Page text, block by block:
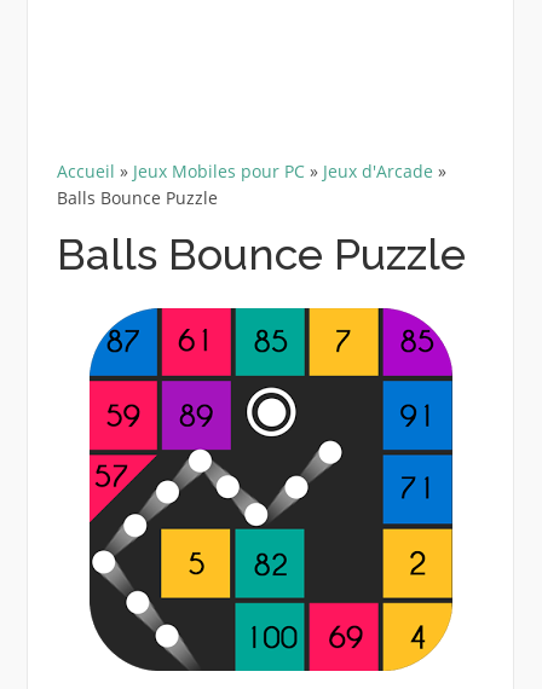
Accueil » Jeux Mobiles pour PC» Jeux d'Arcade »
Balls Bounce Puzzle
Balls Bounce Puzzle